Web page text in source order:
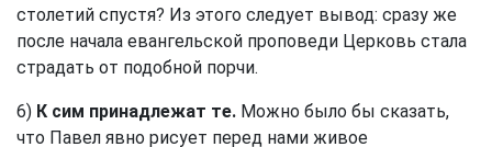
столетий спустя? Из этого следует вывод: сразу же
после начала евангельской проповеди Церковь стала
страдать от подобной порчи.
6) К сим принадлежат те. Можно было бы сказать,
что Павел явно рисует перед нами живое